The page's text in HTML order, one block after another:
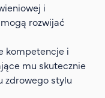
i
rozwijać
kompetencje i
mu skutecznie
zdrowego stylu